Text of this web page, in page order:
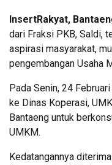
InsertRakyat,
dari Fraksi PKB, Saldi,
aspirasi masyarakat,
pengembangan Usaha
Pada Senin, 24
ke Dinas Koperasi,
Bantaeng untuk
UMKM.
Kedatangannya